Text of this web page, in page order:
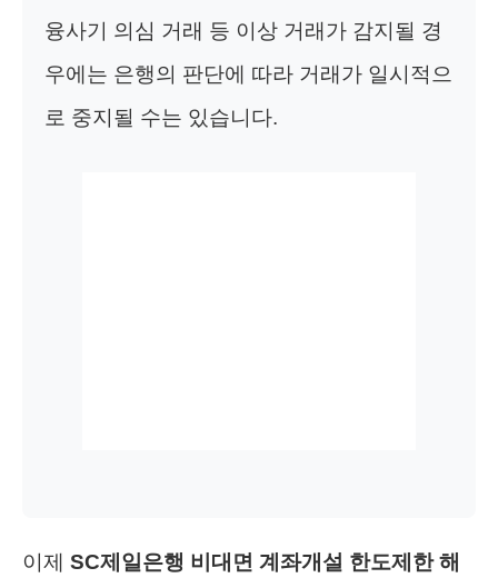
융사기 의심 거래 등 이상 거래가 감지될 경
우에는 은행의 판단에 따라 거래가 일시적으
로 중지될 수는 있습니다.
이제 SC제일은행 비대면 계좌개설 한도제한 해